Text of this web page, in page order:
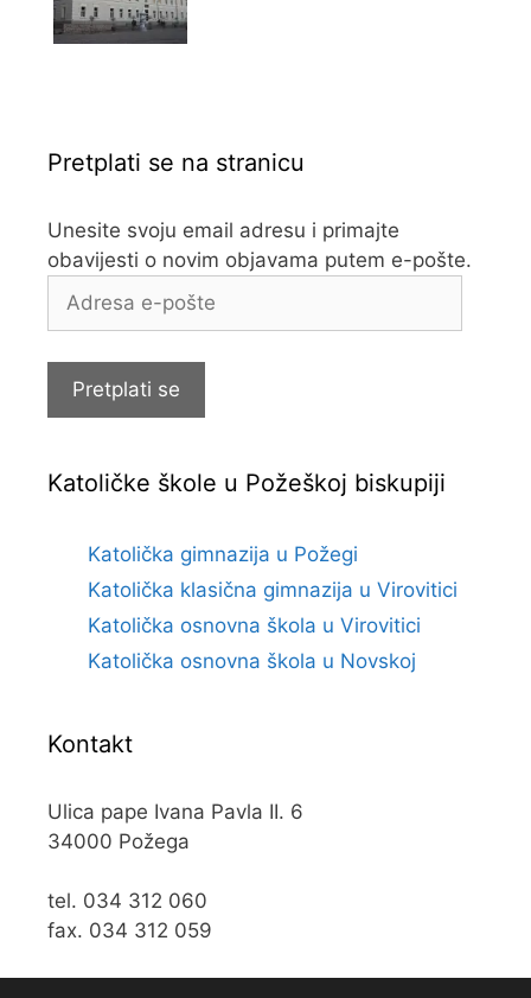
Pretplati se na stranicu
Unesite svoju email adresu i primajte
obavijesti o novim objavama putem e-pošte.
Adresa
Pretplati se
Katoličke škole u Požeškoj biskupiji
Katolička gimnazija u Požegi
Katolička klasična gimnazija u Virovitici
Katolička osnovna škola u Virovitici
Katolička osnovna škola u Novskoj
Kontakt
Ulica pape Ivana Pavla II. 6
34000 Požega
tel. 034 312 060
fax. 034 312 059